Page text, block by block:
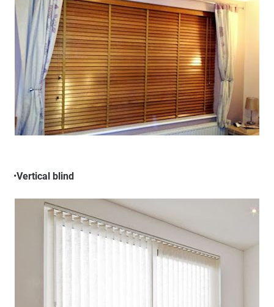
•Vertical blind